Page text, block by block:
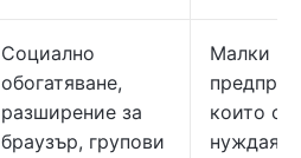
Социално
обогатяване,
разширение за
браузър, групови
Малки
които се
нуждаят